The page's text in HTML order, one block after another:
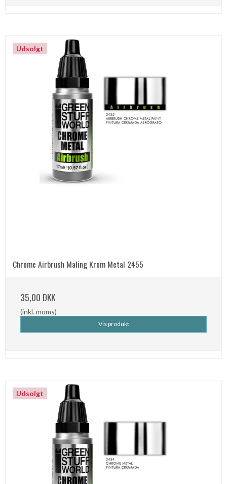
Udsolgt
Chrome Airbrush Maling Krom Metal 2455
35,00 DKK
(inkl. moms)
Vis produkt
Udsolgt